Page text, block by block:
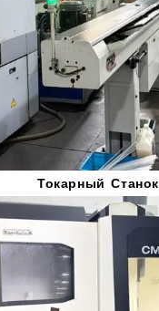
Токарный Станок